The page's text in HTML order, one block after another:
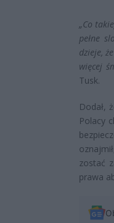
„Co
pełne
dzieje,
więcej
Tusk.
Dodał,
Polacy
zostać
prawa